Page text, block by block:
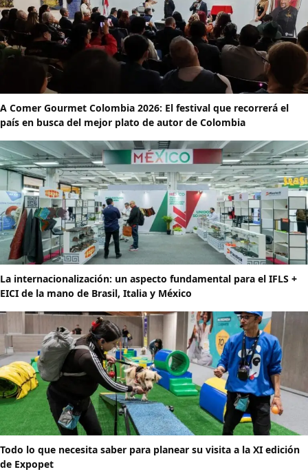
A Comer Gourmet Colombia 2026: El festival que recorrerá el
país en busca del mejor plato de autor de Colombia
La internacionalización: un aspecto fundamental para el IFLS +
EICI de la mano de Brasil, Italia y México
Todo lo que necesita saber para planear su visita a la XI edición
de Expopet